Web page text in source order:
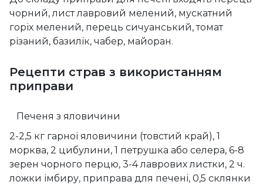
чорний, лист лавровий мелений, мускатний
горіх мелений, перець сичуанський, томат
різаний, базилік, чабер, майоран.
Рецепти страв з використанням
приправи
Печеня з яловичини
2-2,5 кг гарної яловичини (товстий край), 1
морква, 2 цибулини, 1 петрушка або селера, 6-8
зерен чорного перцю, 3-4 лаврових листки, 2 ч.
ложки імбиру, приправа для печені, 0,5 склянки